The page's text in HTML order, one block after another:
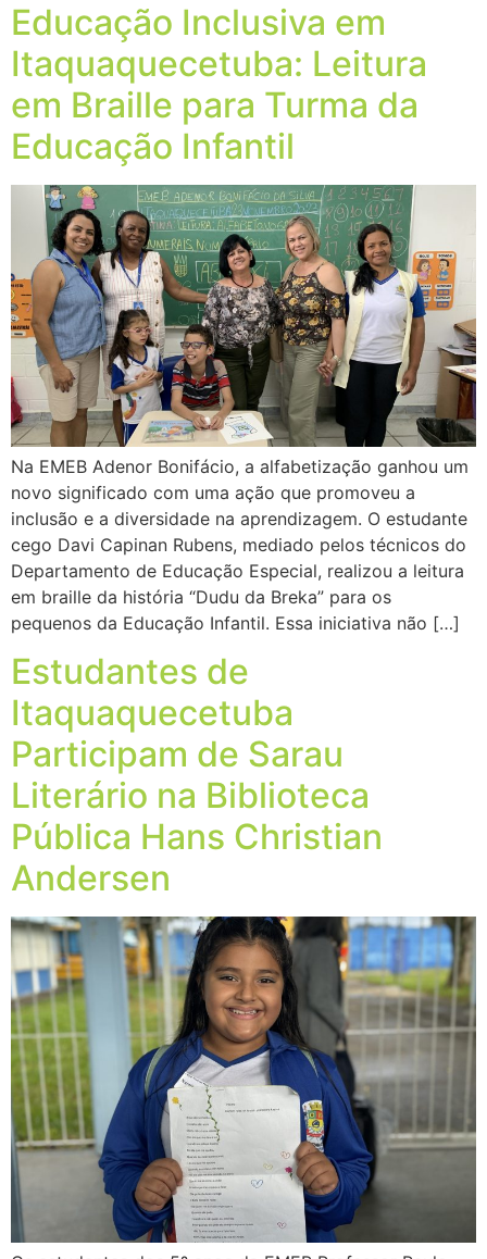
Educação Inclusiva em
Itaquaquecetuba: Leitura
em Braille para Turma da
Educação Infantil
Na EMEB Adenor Bonifácio, a alfabetização ganhou um
novo significado com uma ação que promoveu a
inclusão e a diversidade na aprendizagem. O estudante
cego Davi Capinan Rubens, mediado pelos técnicos do
Departamento de Educação Especial, realizou a leitura
em braille da história “Dudu da Breka” para os
pequenos da Educação Infantil. Essa iniciativa não […]
Estudantes de
Itaquaquecetuba
Participam de Sarau
Literário na Biblioteca
Pública Hans Christian
Andersen